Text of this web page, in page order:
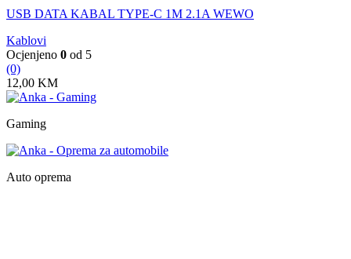
USB DATA KABAL TYPE-C 1M 2.1A WEWO
Kablovi
Ocjenjeno 0 od 5
(0)
12,00 KM
Gaming
Auto oprema